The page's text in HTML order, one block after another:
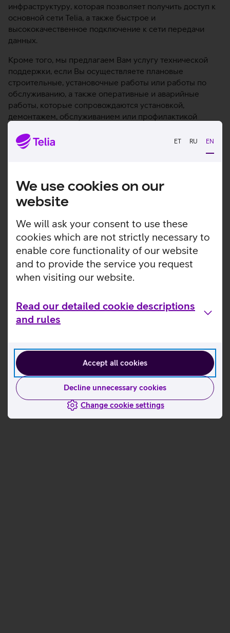
ET RU EN
We use cookies on our
website
We will ask your consent to use these
cookies which are not strictly necessary to
enable core functionality of our website
and to provide the service you request
when visiting our website.
Read our detailed cookie descriptions
and rules
Accept all cookies
Decline unnecessary cookies
Change cookie settings
инфраструктуру, которая позволяет получить доступ к
основной сети Telia, а также быстрое и
высококачественное подключение к сети передачи
данных.
Кроме того, мы предлагаем Вам услугу технической
поддержки, если Вы осуществляете плановые
строительные, установочные работы или работы по
обслуживанию, а также оперативные и аварийные
работы, которые сопровождаются установкой,
демонтажем, обслуживанием или профилактикой
Спрашивайте, обсудим и подберем подходящее для
Услуги размещения
оборудования и цены